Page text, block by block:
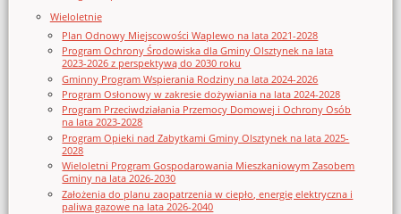
Wieloletnie
Plan Odnowy Miejscowości Waplewo na lata 2021-2028
Program Ochrony Środowiska dla Gminy Olsztynek na lata
2023-2026 z perspektywą do 2030 roku
Gminny Program Wspierania Rodziny na lata 2024-2026
Program Osłonowy w zakresie dożywiania na lata 2024-2028
Program Przeciwdziałania Przemocy Domowej i Ochrony Osób
na lata 2023-2028
Program Opieki nad Zabytkami Gminy Olsztynek na lata 2025-
2028
Wieloletni Program Gospodarowania Mieszkaniowym Zasobem
Gminy na lata 2026-2030
Założenia do planu zaopatrzenia w ciepło, energię elektryczna i
paliwa gazowe na lata 2026-2040